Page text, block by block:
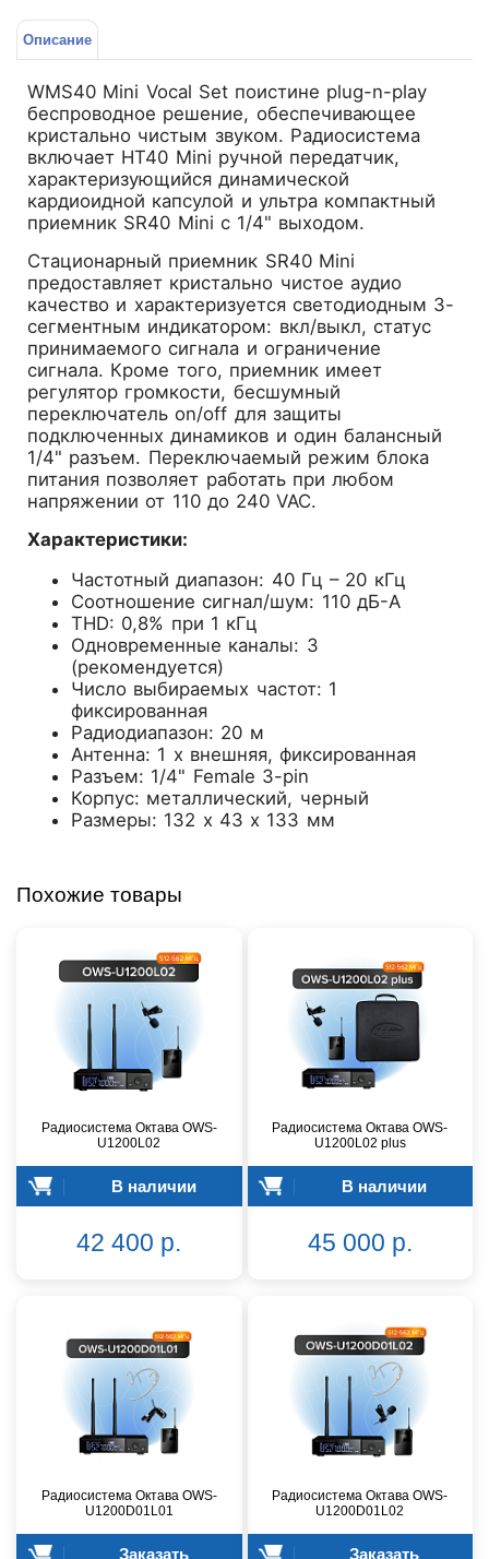
Описание
WMS40 Mini Vocal Set поистине plug-n-play
беспроводное решение, обеспечивающее
кристально чистым звуком. Радиосистема
включает HT40 Mini ручной передатчик,
характеризующийся динамической
кардиоидной капсулой и ультра компактный
приемник SR40 Mini с 1/4" выходом.
Стационарный приемник SR40 Mini
предоставляет кристально чистое аудио
качество и характеризуется светодиодным 3-
сегментным индикатором: вкл/выкл, статус
принимаемого сигнала и ограничение
сигнала. Кроме того, приемник имеет
регулятор громкости, бесшумный
переключатель on/off для защиты
подключенных динамиков и один балансный
1/4" разъем. Переключаемый режим блока
питания позволяет работать при любом
напряжении от 110 до 240 VAC.
Характеристики:
Частотный диапазон: 40 Гц – 20 кГц
Соотношение сигнал/шум: 110 дБ-А
THD: 0,8% при 1 кГц
Одновременные каналы: 3
(рекомендуется)
Число выбираемых частот: 1
фиксированная
Радиодиапазон: 20 м
Антенна: 1 х внешняя, фиксированная
Разъем: 1/4" Female 3-pin
Корпус: металлический, черный
Размеры: 132 х 43 х 133 мм
Похожие товары
Радиосистема Октава OWS-
U1200L02
В наличии
42 400 р.
Радиосистема Октава OWS-
U1200L02 plus
В наличии
45 000 р.
Радиосистема Октава OWS-
U1200D01L01
Заказать
Радиосистема Октава OWS-
U1200D01L02
Заказать